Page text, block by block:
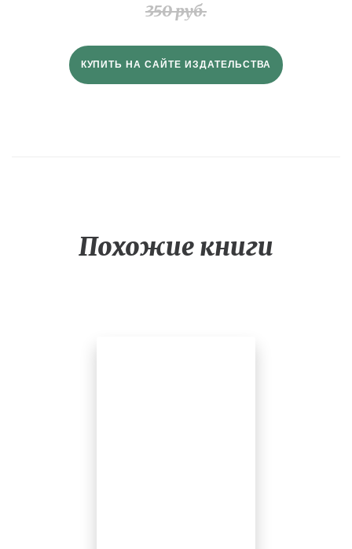
350 руб.
КУПИТЬ НА САЙТЕ ИЗДАТЕЛЬСТВА
Похожие книги